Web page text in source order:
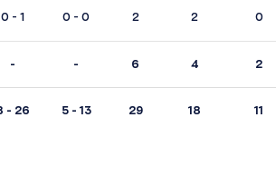
0 - 1 0 - 0 2 2 0
- - 6 4 2
- 26 5 - 13 29 18 11